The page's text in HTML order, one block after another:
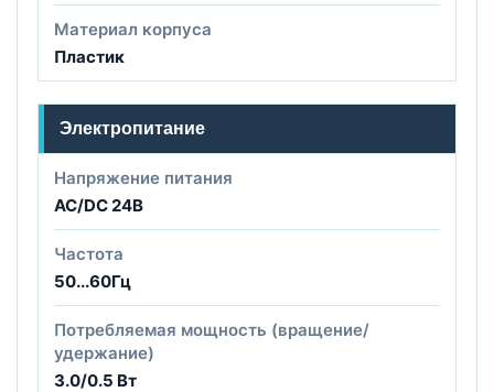
Материал корпуса
Пластик
Электропитание
Напряжение питания
AC/DC 24B
Частота
50...60Гц
Потребляемая мощность (вращение/
удержание)
3.0/0.5 Вт